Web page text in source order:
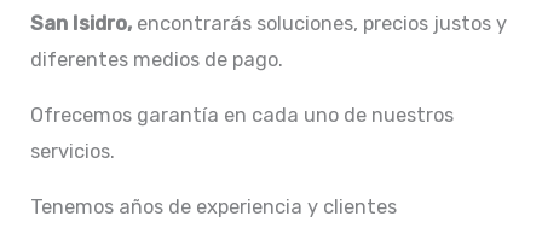
San Isidro, encontrarás soluciones, precios justos y
diferentes medios de pago.
Ofrecemos garantía en cada uno de nuestros
servicios.
Tenemos años de experiencia y clientes